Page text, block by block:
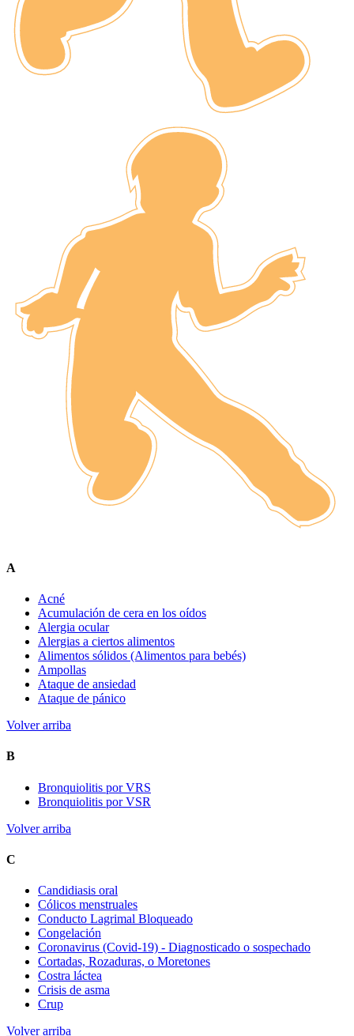
A
Acné
Acumulación de cera en los oídos
Alergia ocular
Alergias a ciertos alimentos
Alimentos sólidos (Alimentos para bebés)
Ampollas
Ataque de ansiedad
Ataque de pánico
Volver arriba
B
Bronquiolitis por VRS
Bronquiolitis por VSR
Volver arriba
C
Candidiasis oral
Cólicos menstruales
Conducto Lagrimal Bloqueado
Congelación
Coronavirus (Covid-19) - Diagnosticado o sospechado
Cortadas, Rozaduras, o Moretones
Costra láctea
Crisis de asma
Crup
Volver arriba